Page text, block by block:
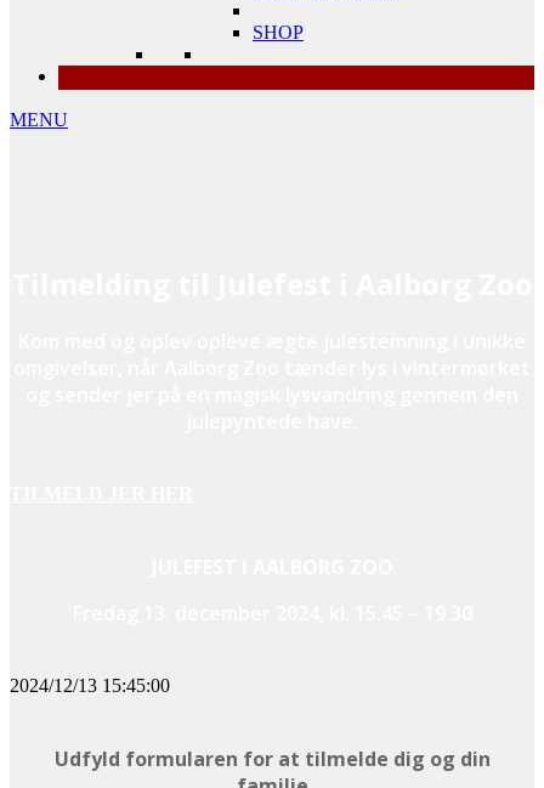
SHOP
MENU
2024/12/13 15:45:00
Udfyld formularen for at tilmelde dig og din